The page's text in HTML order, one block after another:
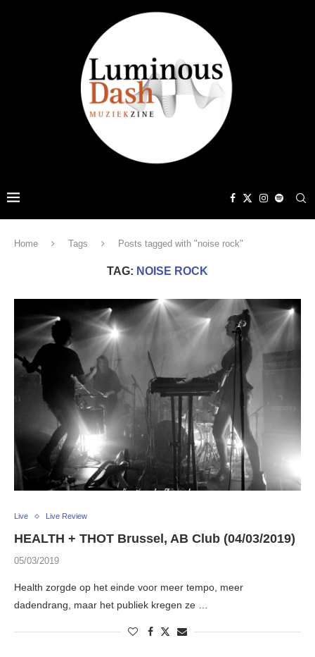
Home Tags Posts tagged with "noise rock"
TAG: NOISE ROCK
Live Live Review
HEALTH + THOT Brussel, AB Club (04/03/2019)
05/03/2019
Health zorgde op het einde voor meer tempo, meer
dadendrang, maar het publiek kregen ze …